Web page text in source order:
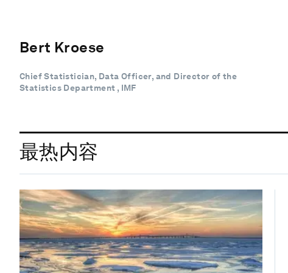
Bert Kroese
Chief Statistician, Data Officer, and Director of the
Statistics Department , IMF
最热内容